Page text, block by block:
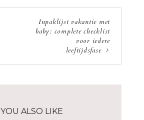
Inpaklijst vakantie met
baby: complete checklist
voor iedere
leeftijdsfase
YOU ALSO LIKE